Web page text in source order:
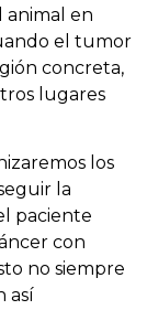
animal en
el tumor
concreta,
lugares
los
la
paciente
con
no siempre
así